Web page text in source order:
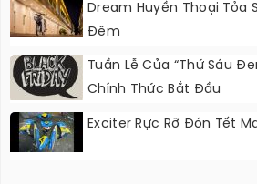
Dream Huyền Thoại Tỏa
Đêm
Tuần Lễ Của “Thứ Sáu
Chính Thức Bắt Đầu
Exciter Rực Rỡ Đón Tết